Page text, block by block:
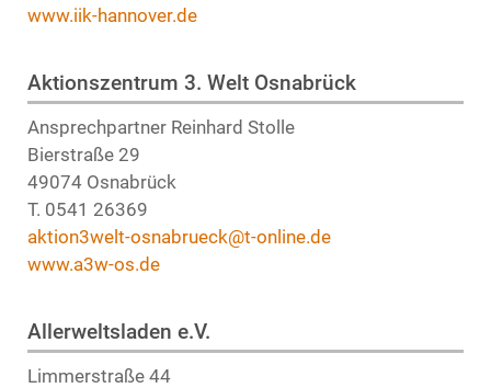
www.iik-hannover.de
Aktionszentrum 3. Welt Osnabrück
Ansprechpartner Reinhard Stolle
Bierstraße 29
49074 Osnabrück
T. 0541 26369
aktion3welt-osnabrueck@t-online.de
www.a3w-os.de
Allerweltsladen e.V.
Limmerstraße 44